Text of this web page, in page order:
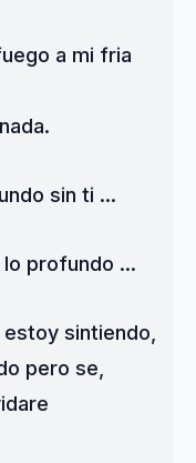
a mi fria
sin ti ...
profundo ...
sintiendo,
pero se,